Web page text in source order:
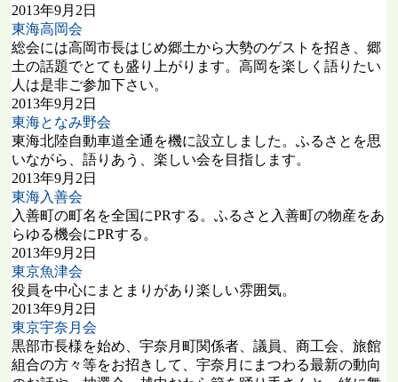
2013年9月2日
東海高岡会
総会には高岡市長はじめ郷土から大勢のゲストを招き、郷
土の話題でとても盛り上がります。高岡を楽しく語りたい
人は是非ご参加下さい。
2013年9月2日
東海となみ野会
東海北陸自動車道全通を機に設立しました。ふるさとを思
いながら、語りあう、楽しい会を目指します。
2013年9月2日
東海入善会
入善町の町名を全国にPRする。ふるさと入善町の物産をあ
らゆる機会にPRする。
2013年9月2日
東京魚津会
役員を中心にまとまりがあり楽しい雰囲気。
2013年9月2日
東京宇奈月会
黒部市長様を始め、宇奈月町関係者、議員、商工会、旅館
組合の方々等をお招きして、宇奈月にまつわる最新の動向